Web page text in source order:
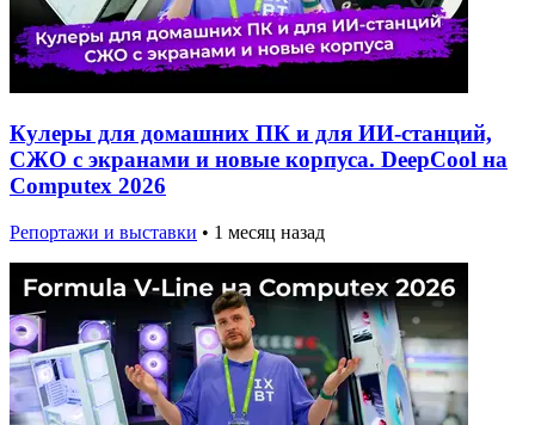
Кулеры для домашних ПК и для ИИ-станций,
СЖО с экранами и новые корпуса. DeepCool на
Computex 2026
Репортажи и выставки • 1 месяц назад